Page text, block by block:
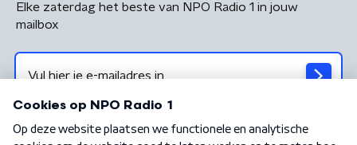
Elke zaterdag het beste van NPO Radio 1 in jouw
mailbox